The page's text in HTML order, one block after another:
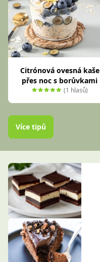
Citrónová ovesná kaše
přes noc s borůvkami
(1 hlasů)
Více tipů